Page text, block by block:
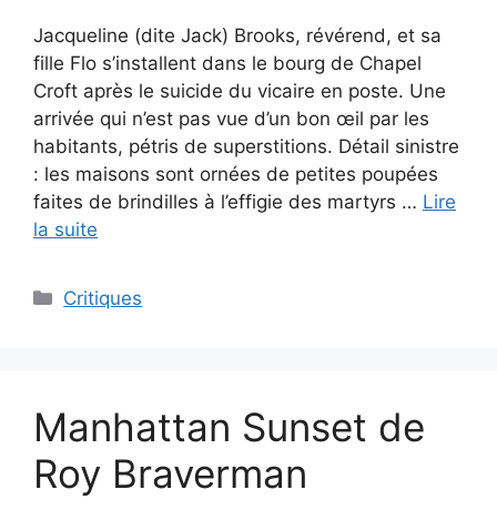
Jacqueline (dite Jack) Brooks, révérend, et sa
fille Flo s’installent dans le bourg de Chapel
Croft après le suicide du vicaire en poste. Une
arrivée qui n’est pas vue d’un bon œil par les
habitants, pétris de superstitions. Détail sinistre
: les maisons sont ornées de petites poupées
faites de brindilles à l’effigie des martyrs … Lire
la suite
Critiques
Manhattan Sunset de
Roy Braverman